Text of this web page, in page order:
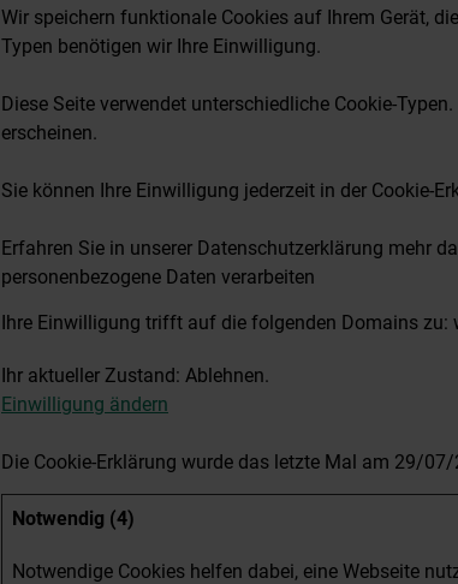
Wir speichern funktionale Cookies auf Ihrem Gerät,
Typen benötigen wir Ihre Einwilligung.
Diese Seite verwendet unterschiedliche Cookie-
erscheinen.
Sie können Ihre Einwilligung jederzeit in der Cookie-
Erfahren Sie in unserer Datenschutzerklärung mehr
personenbezogene Daten verarbeiten
Ihre Einwilligung trifft auf die folgenden Domains zu:
Ihr aktueller Zustand: Ablehnen.
Einwilligung ändern
Die Cookie-Erklärung wurde das letzte Mal am 29/
Notwendig (4)
Notwendige Cookies helfen dabei, eine Webseite